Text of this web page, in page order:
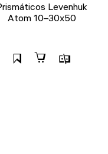
Levenhuk
Atom 10–30x50